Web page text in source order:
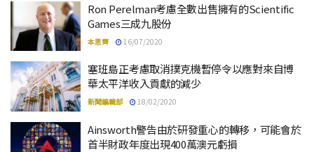
Ron Perelman考慮全數出售擁有的Scientific
Games三成九股份
本思齊 16/07/2020
塞班島正考慮取消撲克機暫停令以應對來自博
華太平洋收入貢獻的減少
新聞編輯部 18/02/2020
Ainsworth警告由於研發重心的轉移，可能會於
首半財政年度出現400萬澳元虧損